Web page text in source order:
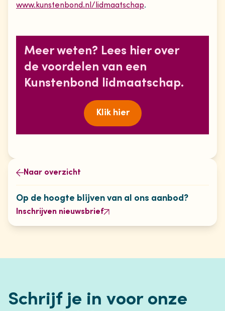
www.kunstenbond.nl/lidmaatschap.
Meer weten? Lees hier over
de voordelen van een
Kunstenbond lidmaatschap.
Klik hier
Naar overzicht
Op de hoogte blijven van al ons aanbod?
Inschrijven nieuwsbrief
Schrijf je in voor onze